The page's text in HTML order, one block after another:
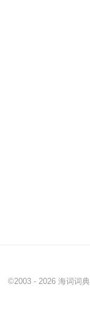
©2003 - 2026 海词词典